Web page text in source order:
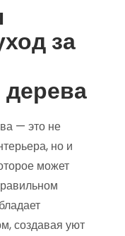
за
дерева
— это не
но и
может
создавая уют